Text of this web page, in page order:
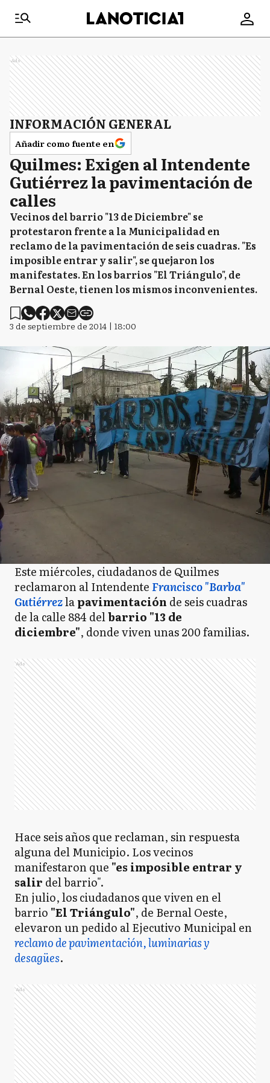
Ads
INFORMACIÓN GENERAL
Añadir como fuente en
Quilmes: Exigen al Intendente
Gutiérrez la pavimentación de
calles
Vecinos del barrio "13 de Diciembre" se
protestaron frente a la Municipalidad en
reclamo de la pavimentación de seis cuadras. "Es
imposible entrar y salir", se quejaron los
manifestates. En los barrios "El Triángulo", de
Bernal Oeste, tienen los mismos inconvenientes.
3 de septiembre de 2014 | 18:00
Este miércoles, ciudadanos de Quilmes
reclamaron al IntendenteFrancisco "Barba"
Gutiérrezlapavimentación de seis cuadras
de la calle 884 delbarrio "13 de
diciembre", donde viven unas 200 familias.
Ads
Hace seis años que reclaman, sin respuesta
alguna del Municipio. Los vecinos
manifestaron que "es imposible entrar y
salir del barrio".
En julio, los ciudadanos que viven en el
barrio "El Triángulo", de Bernal Oeste,
elevaron un pedido al Ejecutivo Municipal en
reclamo de pavimentación, luminarias y
desagües.
Ads